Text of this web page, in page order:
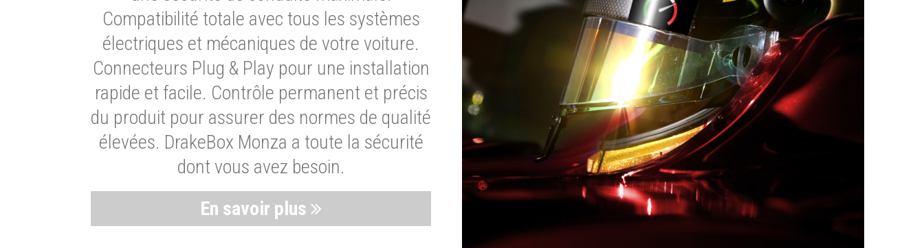
Compatibilité totale avec tous les systèmes
électriques et mécaniques de votre voiture.
Connecteurs Plug & Play pour une installation
rapide et facile. Contrôle permanent et précis
du produit pour assurer des normes de qualité
élevées. DrakeBox Monza a toute la sécurité
dont vous avez besoin.
En savoir plus